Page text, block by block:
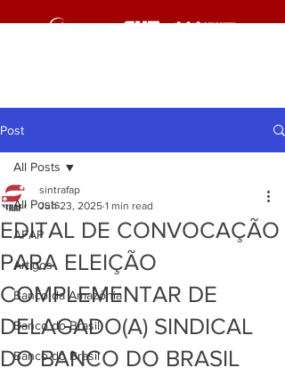
Post
All Posts
AFAP
Artigos
Banco da Amazônia
Banco do Brasil
Banco do Brasil
All Posts
EDITAL DE CONVOCAÇÃO
PARA ELEIÇÃO
COMPLEMENTAR DE
DELAGADO(A) SINDICAL
DO BANCO DO BRASIL
sintrafap
Jun 23, 2025 1 min read